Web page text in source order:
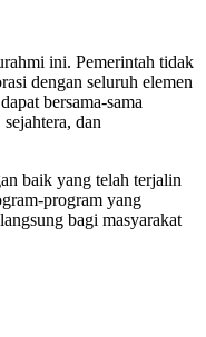
ini. Pemerintah tidak
dengan seluruh elemen
bersama-sama
dan
baik yang telah terjalin
program yang
bagi masyarakat